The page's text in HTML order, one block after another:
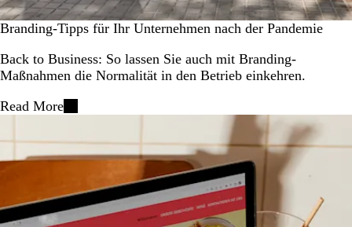
Branding-Tipps für Ihr Unternehmen nach der Pandemie
Back to Business: So lassen Sie auch mit Branding-
Maßnahmen die Normalität in den Betrieb einkehren.
Read More